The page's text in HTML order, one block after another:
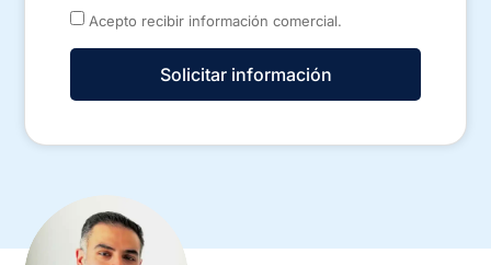
Acepto recibir información comercial.
Solicitar información